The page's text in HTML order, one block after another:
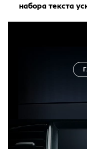
набора текста